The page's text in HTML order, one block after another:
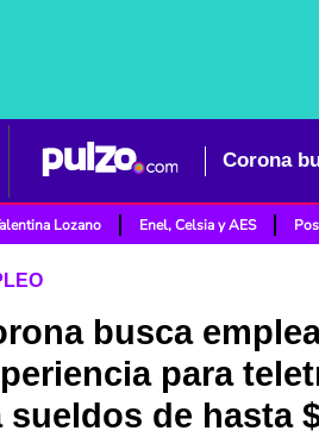
Lozano Enel, Celsia y AES
busca
para
sueldos de hasta